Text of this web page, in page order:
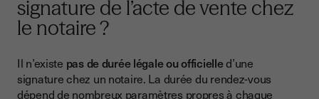
signature de l’acte de vente chez
le notaire ?
Il n’existe pas de durée légale ou officielled’une
signature chez un notaire. La durée du rendez-vous
dépend de nombreux paramètres propres à chaque